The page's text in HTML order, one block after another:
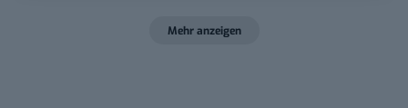
Mehr anzeigen